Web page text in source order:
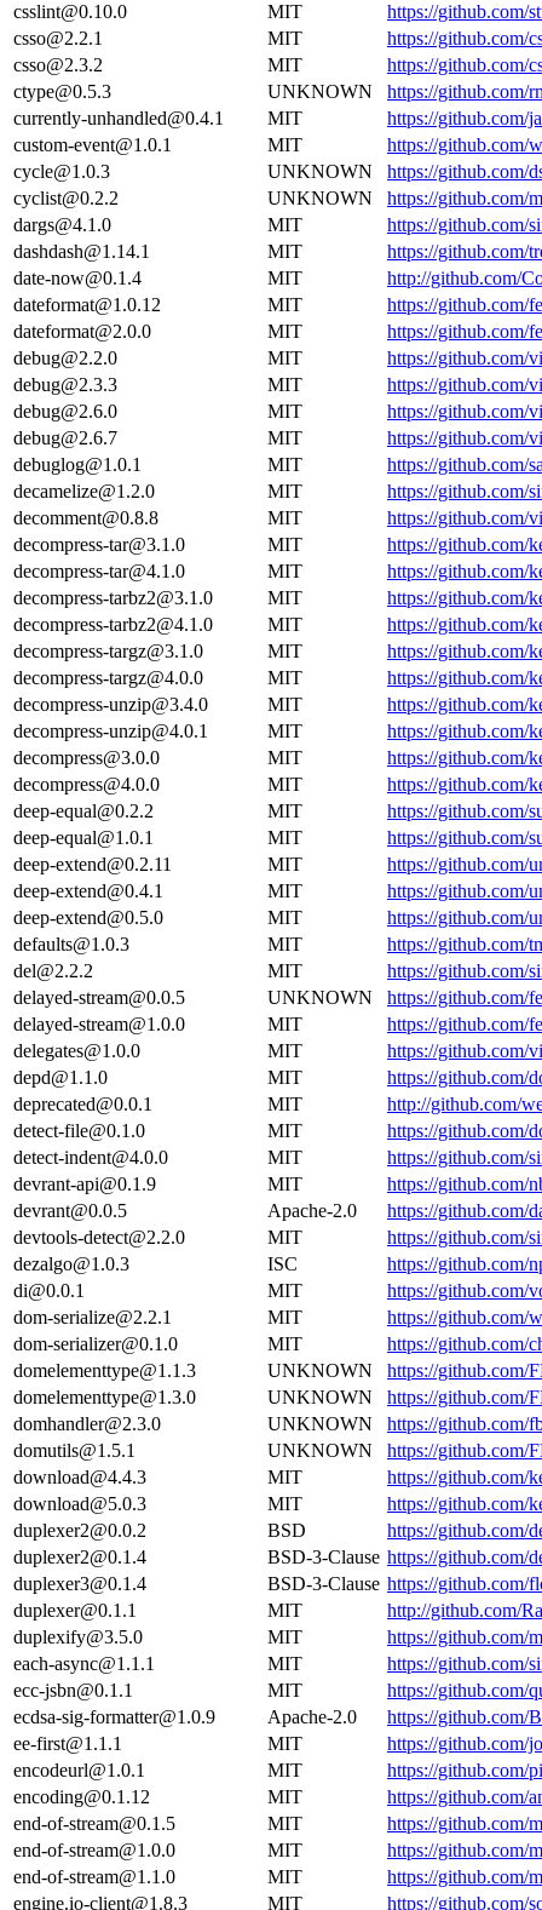
csslint@0.10.0
MIT
https://github.com/
csso@2.2.1
MIT
https://github.com/
csso@2.3.2
MIT
https://github.com/
ctype@0.5.3
UNKNOWN
https://github.com/
currently-unhandled@0.4.1
MIT
https://github.com/
custom-event@1.0.1
MIT
https://github.com/
cycle@1.0.3
UNKNOWN
https://github.com/
cyclist@0.2.2
UNKNOWN
https://github.com/
dargs@4.1.0
MIT
https://github.com/
dashdash@1.14.1
MIT
https://github.com/
date-now@0.1.4
MIT
http://github.com/
dateformat@1.0.12
MIT
https://github.com/
dateformat@2.0.0
MIT
https://github.com/
debug@2.2.0
MIT
https://github.com/
debug@2.3.3
MIT
https://github.com/
debug@2.6.0
MIT
https://github.com/
debug@2.6.7
MIT
https://github.com/
debuglog@1.0.1
MIT
https://github.com/
decamelize@1.2.0
MIT
https://github.com/
decomment@0.8.8
MIT
https://github.com/
decompress-tar@3.1.0
MIT
https://github.com/
decompress-tar@4.1.0
MIT
https://github.com/
decompress-tarbz2@3.1.0
MIT
https://github.com/
decompress-tarbz2@4.1.0
MIT
https://github.com/
decompress-targz@3.1.0
MIT
https://github.com/
decompress-targz@4.0.0
MIT
https://github.com/
decompress-unzip@3.4.0
MIT
https://github.com/
decompress-unzip@4.0.1
MIT
https://github.com/
decompress@3.0.0
MIT
https://github.com/
decompress@4.0.0
MIT
https://github.com/
deep-equal@0.2.2
MIT
https://github.com/
deep-equal@1.0.1
MIT
https://github.com/
deep-extend@0.2.11
MIT
https://github.com/
deep-extend@0.4.1
MIT
https://github.com/
deep-extend@0.5.0
MIT
https://github.com/
defaults@1.0.3
MIT
https://github.com/
del@2.2.2
MIT
https://github.com/
delayed-stream@0.0.5
UNKNOWN
https://github.com/
delayed-stream@1.0.0
MIT
https://github.com/
delegates@1.0.0
MIT
https://github.com/
depd@1.1.0
MIT
https://github.com/
deprecated@0.0.1
MIT
http://github.com/
detect-file@0.1.0
MIT
https://github.com/
detect-indent@4.0.0
MIT
https://github.com/
devrant-api@0.1.9
MIT
https://github.com/
devrant@0.0.5
Apache-2.0
https://github.com/
devtools-detect@2.2.0
MIT
https://github.com/
dezalgo@1.0.3
ISC
https://github.com/
di@0.0.1
MIT
https://github.com/
dom-serialize@2.2.1
MIT
https://github.com/
dom-serializer@0.1.0
MIT
https://github.com/
domelementtype@1.1.3
UNKNOWN
https://github.com/
domelementtype@1.3.0
UNKNOWN
https://github.com/
domhandler@2.3.0
UNKNOWN
https://github.com/
domutils@1.5.1
UNKNOWN
https://github.com/
download@4.4.3
MIT
https://github.com/
download@5.0.3
MIT
https://github.com/
duplexer2@0.0.2
BSD
https://github.com/
duplexer2@0.1.4
BSD-3-Clause https://github.com/
duplexer3@0.1.4
BSD-3-Clause https://github.com/
duplexer@0.1.1
MIT
http://github.com/
duplexify@3.5.0
MIT
https://github.com/
each-async@1.1.1
MIT
https://github.com/
ecc-jsbn@0.1.1
MIT
https://github.com/
ecdsa-sig-formatter@1.0.9
Apache-2.0
https://github.com/
ee-first@1.1.1
MIT
https://github.com/
encodeurl@1.0.1
MIT
https://github.com/
encoding@0.1.12
MIT
https://github.com/
end-of-stream@0.1.5
MIT
https://github.com/
end-of-stream@1.0.0
MIT
https://github.com/
end-of-stream@1.1.0
MIT
https://github.com/
engine.io-client@1.8.3
MIT https://github.com/